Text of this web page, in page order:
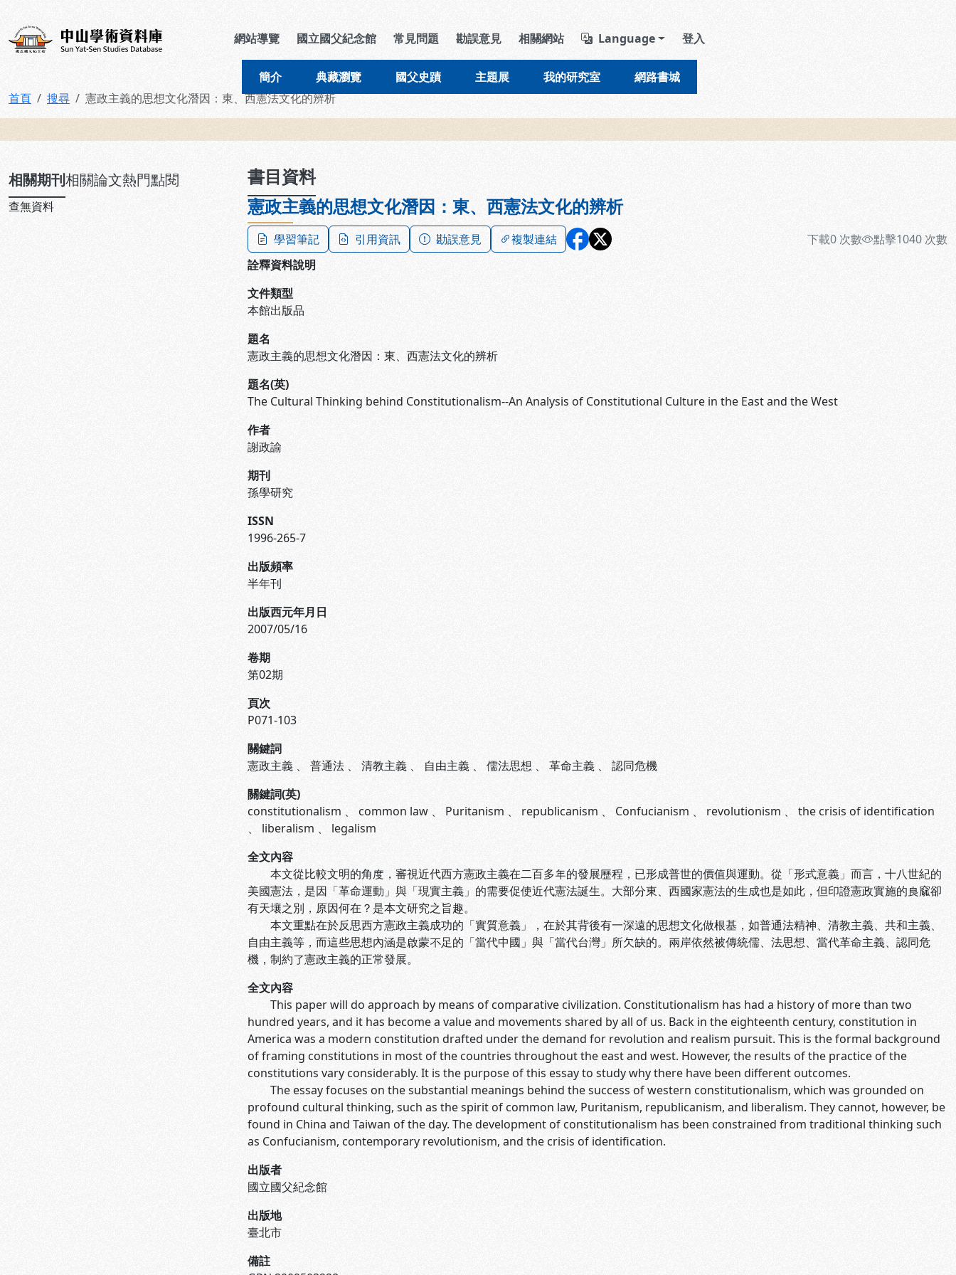
中山學術資料庫 導覽列區塊
網站導覽 國立國父紀念館 常見問題 勘誤意見 相關網站 Language 登入
簡介 典藏瀏覽 國父史蹟 主題展 我的研究室 網路書城
首頁 搜尋 憲政主義的思想文化潛因：東、西憲法文化的辨析
相關期刊相關論文熱門點閱
查無資料
書目資料
憲政主義的思想文化潛因：東、西憲法文化的辨析
學習筆記 引用資訊 勘誤意見 複製連結 下載0 次數 點擊1040 次數
詮釋資料說明
文件類型
本館出版品
題名
憲政主義的思想文化潛因：東、西憲法文化的辨析
題名(英)
The Cultural Thinking behind Constitutionalism--An Analysis of Constitutional Culture in the East and the West
作者
謝政諭
期刊
孫學研究
ISSN
1996-265-7
出版頻率
半年刊
出版西元年月日
2007/05/16
卷期
第02期
頁次
P071-103
關鍵詞
憲政主義 、 普通法 、 清教主義 、 自由主義 、 儒法思想 、 革命主義 、 認同危機
關鍵詞(英)
constitutionalism 、 common law 、 Puritanism 、 republicanism 、 Confucianism 、 revolutionism 、 the crisis of identification
、 liberalism 、 legalism
全文內容
本文從比較文明的角度，審視近代西方憲政主義在二百多年的發展歷程，已形成普世的價值與運動。從「形式意義」而言，十八世紀的
美國憲法，是因「革命運動」與「現實主義」的需要促使近代憲法誕生。大部分東、西國家憲法的生成也是如此，但印證憲政實施的良窳卻
有天壤之別，原因何在？是本文研究之旨趣。
本文重點在於反思西方憲政主義成功的「實質意義」，在於其背後有一深遠的思想文化做根基，如普通法精神、清教主義、共和主義、
自由主義等，而這些思想內涵是啟蒙不足的「當代中國」與「當代台灣」所欠缺的。兩岸依然被傳統儒、法思想、當代革命主義、認同危
機，制約了憲政主義的正常發展。
全文內容
This paper will do approach by means of comparative civilization. Constitutionalism has had a history of more than two
hundred years, and it has become a value and movements shared by all of us. Back in the eighteenth century, constitution in
America was a modern constitution drafted under the demand for revolution and realism pursuit. This is the formal background
of framing constitutions in most of the countries throughout the east and west. However, the results of the practice of the
constitutions vary considerably. It is the purpose of this essay to study why there have been different outcomes.
The essay focuses on the substantial meanings behind the success of western constitutionalism, which was grounded on
profound cultural thinking, such as the spirit of common law, Puritanism, republicanism, and liberalism. They cannot, however, be
found in China and Taiwan of the day. The development of constitutionalism has been constrained from traditional thinking such
as Confucianism, contemporary revolutionism, and the crisis of identification.
出版者
國立國父紀念館
出版地
臺北市
備註